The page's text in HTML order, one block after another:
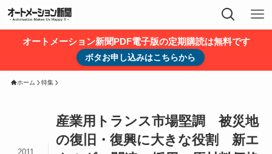
オートメーション新聞PDF電子版の定期購読は無料です
ボタお申し込みはこちらから
ホーム 特集
産業用トランス市場堅調 被災地
の復旧・復興に大きな役割 新エ
2011